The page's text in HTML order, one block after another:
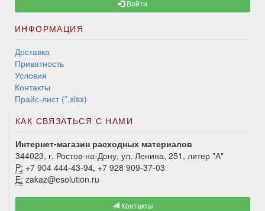
Войти
ИНФОРМАЦИЯ
Доставка
Приватность
Условия
Контакты
Прайс-лист (*.xlsx)
КАК СВЯЗАТЬСЯ С НАМИ
Интернет-магазин расходных материалов
344023, г. Ростов-на-Дону, ул. Ленина, 251, литер "А"
P: +7 904 444-43-94, +7 928 909-37-03
E: zakaz@esolution.ru
Контакты